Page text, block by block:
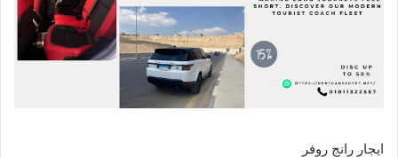
ايجار رانج روفر